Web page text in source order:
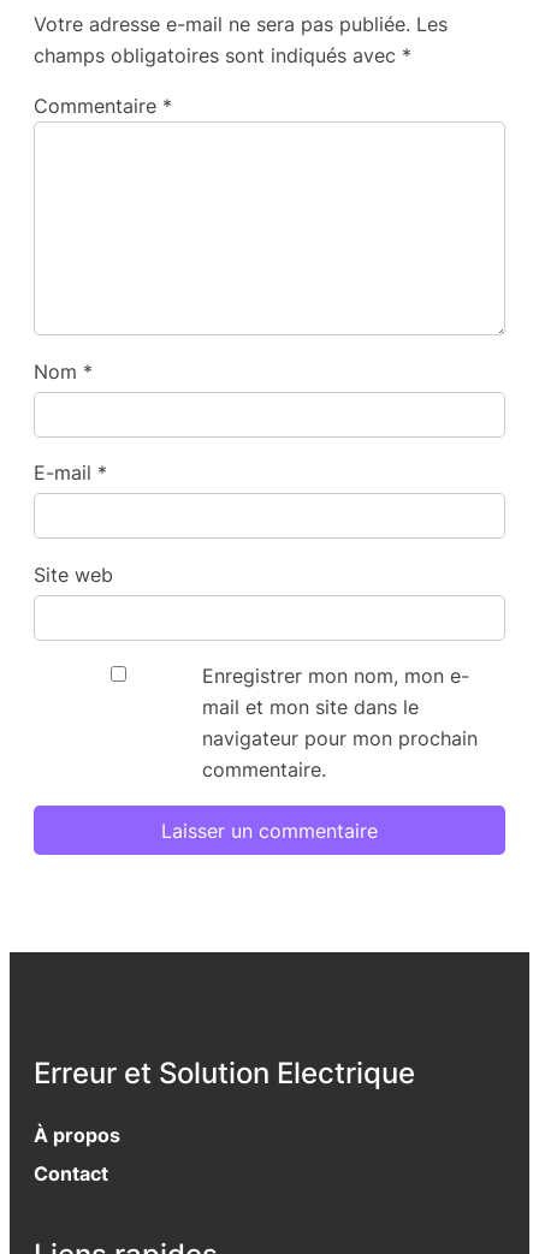
Votre adresse e-mail ne sera pas publiée. Les
champs obligatoires sont indiqués avec *
Commentaire *
Nom *
E-mail *
Site web
Enregistrer mon nom, mon e-
mail et mon site dans le
navigateur pour mon prochain
commentaire.
Erreur et Solution Electrique
À propos
Contact